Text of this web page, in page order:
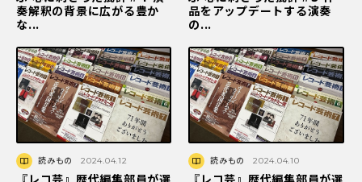
奏解釈の背景に広がる豊か
な...
品をアップデートする演奏
の...
読みもの 2024.04.12 読みもの 2024.04.10